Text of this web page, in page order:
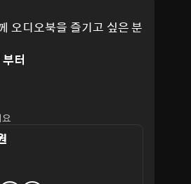
오디오북을 즐기고 싶은 분
부터